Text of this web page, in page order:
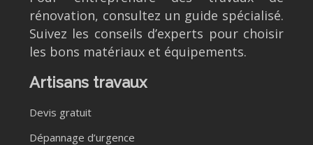
rénovation, consultez un guide spécialisé.
Suivez les conseils d’experts pour choisir
les bons matériaux et équipements.
Artisans travaux
Devis gratuit
Dépannage d’urgence